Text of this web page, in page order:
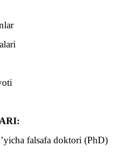
falsafa doktori (PhD)